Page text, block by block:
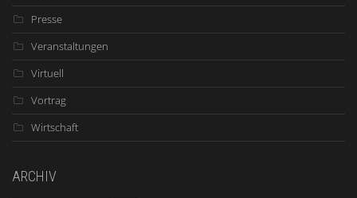
Presse
Veranstaltungen
Virtuell
Vortrag
Wirtschaft
ARCHIV